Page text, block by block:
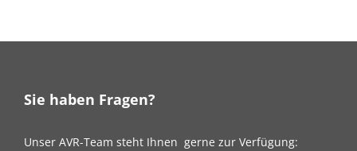
Sie haben Fragen?
Unser AVR-Team steht Ihnen gerne zur Verfügung: